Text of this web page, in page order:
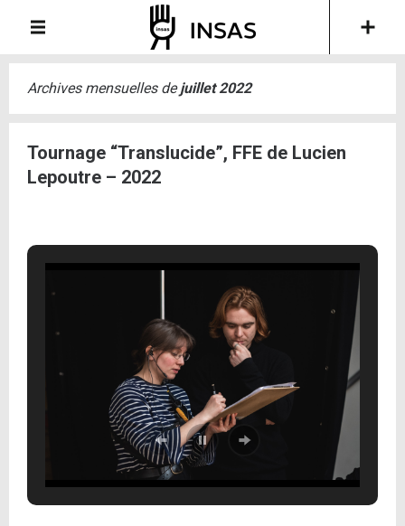
Archives mensuelles dejuillet 2022
Tournage “Translucide”, FFE de Lucien
Lepoutre – 2022